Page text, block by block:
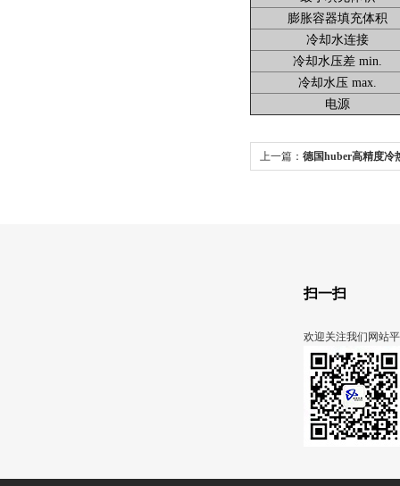
膨胀容器填充体积
冷却水连接
冷却水压差 min.
冷却水压 max.
电源
上一篇： 德国huber高精度冷
扫一扫
欢迎关注我们网站